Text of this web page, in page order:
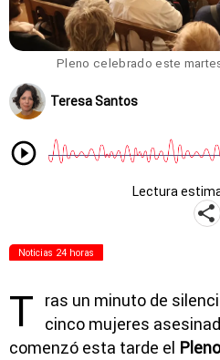
Pleno celebrado este
Teresa Santos
Lectura
Noticias 24 horas
T
ras un minuto de
cinco mujeres
comenzó esta tarde el